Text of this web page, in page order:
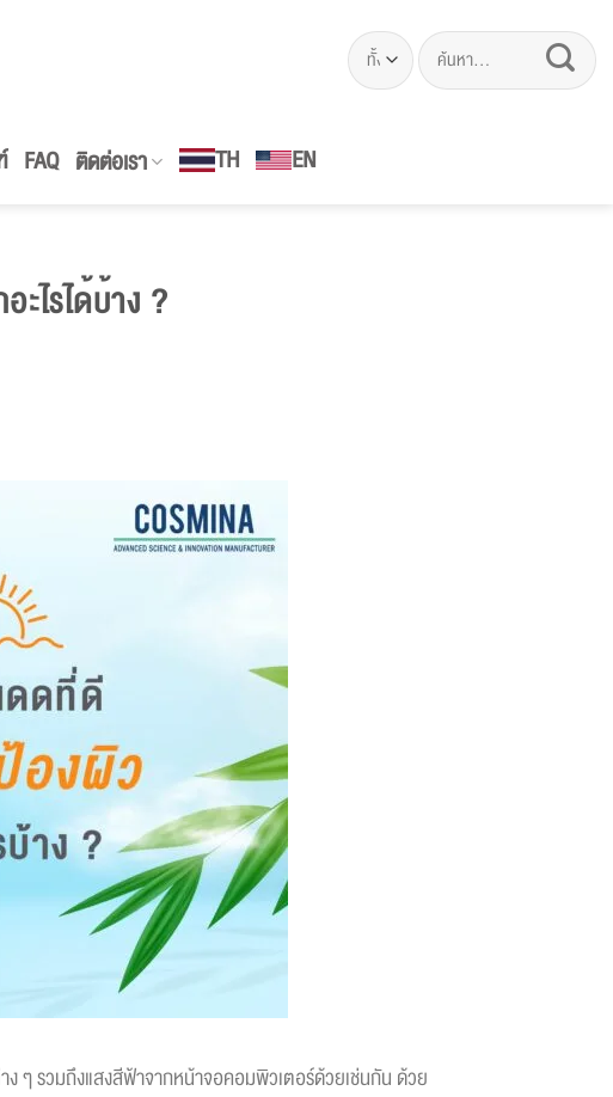
ค้นหา:
FAQ ติดต่อเรา TH EN
ไรได้บ้าง ?
ง ๆ รวมถึงแสงสีฟ้าจากหน้าจอคอมพิวเตอร์ด้วยเช่นกัน ด้วย